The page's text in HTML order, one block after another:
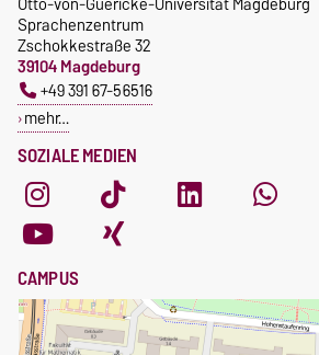
SOZIALE MEDIEN
Sprachenzentrum
Zschokkestraße 32
39104 Magdeburg
+49 391 67-56516
mehr…
CAMPUS